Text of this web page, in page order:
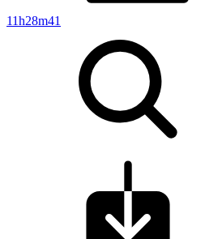
11h28m41